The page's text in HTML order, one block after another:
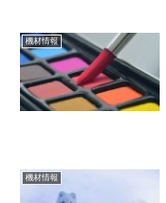
機材情報
機材情報